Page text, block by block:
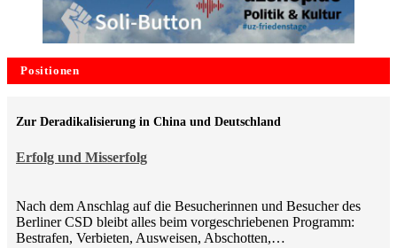
Positionen
Erfolg und Misserfolg
Zur Deradikalisierung in China und Deutschland
Nach dem Anschlag auf die Besucherinnen und Besucher des
Berliner CSD bleibt alles beim vorgeschriebenen Programm:
Bestrafen, Verbieten, Ausweisen, Abschotten,…